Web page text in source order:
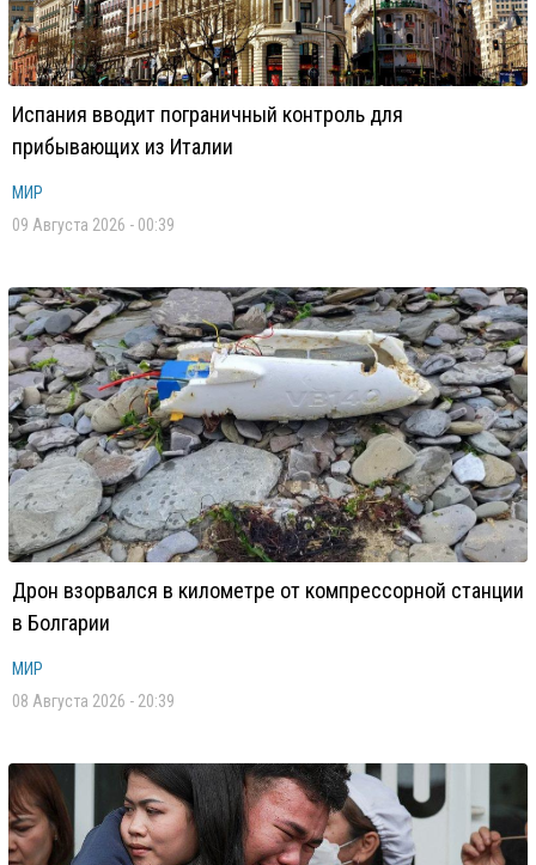
Испания вводит пограничный контроль для
прибывающих из Италии
МИР
09 Августа 2026 - 00:39
Дрон взорвался в километре от компрессорной станции
в Болгарии
МИР
08 Августа 2026 - 20:39